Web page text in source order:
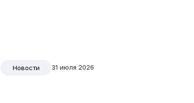
Новости 31 июля 2026